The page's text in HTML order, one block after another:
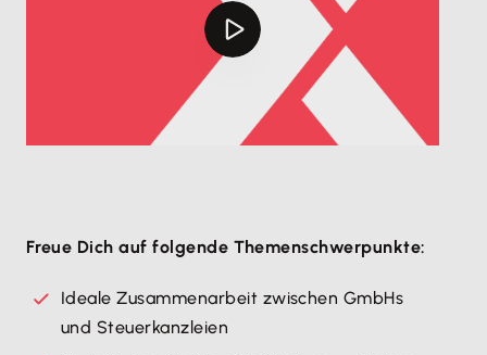
Freue Dich auf folgende Themenschwerpunkte:
Ideale Zusammenarbeit zwischen GmbHs
und Steuerkanzleien